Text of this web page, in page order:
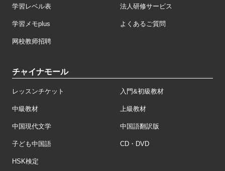
学習レベル表 法人研修サービス
学習メモplus よくあるご質問
网校教师招聘
チャイナモール
レッスンチケット 入門&初級教材
中級教材 上級教材
中国現代文学 中国語翻訳版
子ども中国語 CD・DVD
HSK検定